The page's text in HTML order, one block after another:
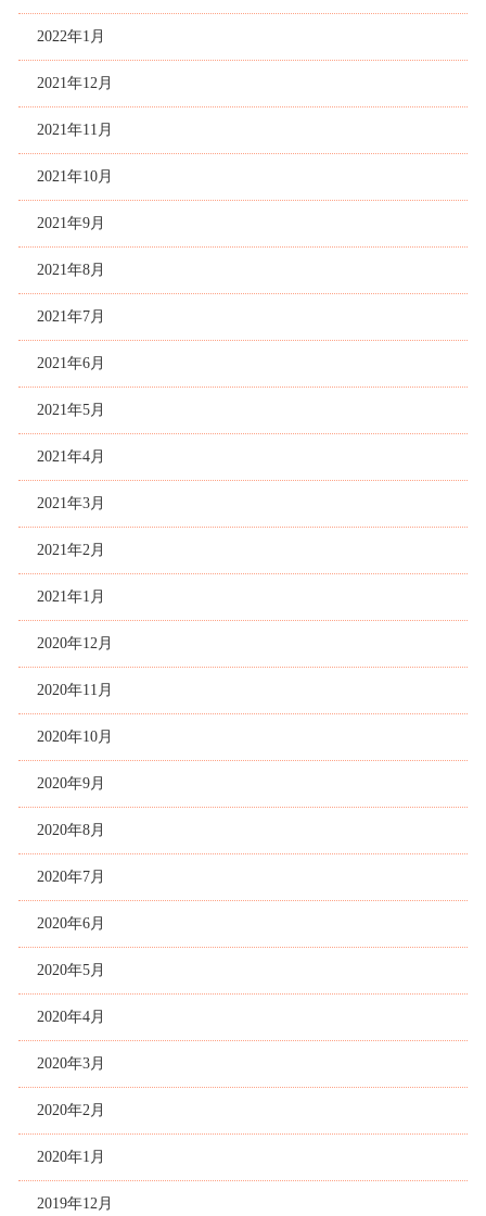
2022年1月
2021年12月
2021年11月
2021年10月
2021年9月
2021年8月
2021年7月
2021年6月
2021年5月
2021年4月
2021年3月
2021年2月
2021年1月
2020年12月
2020年11月
2020年10月
2020年9月
2020年8月
2020年7月
2020年6月
2020年5月
2020年4月
2020年3月
2020年2月
2020年1月
2019年12月